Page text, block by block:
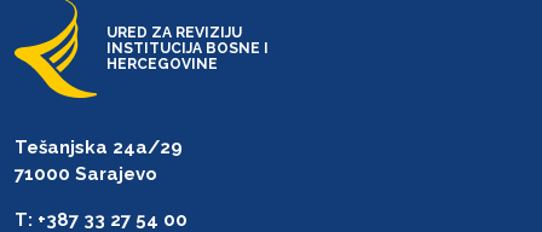
URED ZA REVIZIJU
INSTITUCIJA BOSNE I
HERCEGOVINE
Tešanjska 24a/29
71000 Sarajevo
T: +387 33 27 54 00